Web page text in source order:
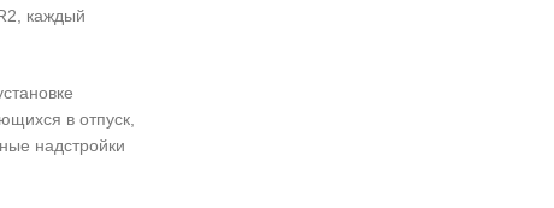
каждый
в отпуск,
надстройки